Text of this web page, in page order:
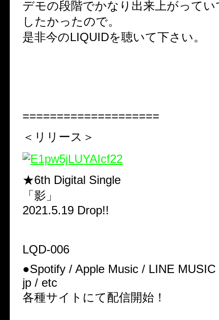
デモの段階でかなり出来上がって
したかったので。
是非今のLIQUIDを聴いて下さい。
====================
＜リリース＞
★6th Digital Single
「影」
2021.5.19 Drop!!
LQD-006
●Spotify / Apple Music / LINE
jp / etc
各種サイトにて配信開始！